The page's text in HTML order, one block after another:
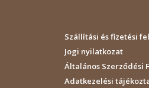
Szállítási és fizetési
Jogi nyilatkozat
Általános Szerződési
Adatkezelési